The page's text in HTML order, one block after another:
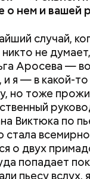
о нем и вашей
случай,
не
Аросева —
я — в какой-
но тоже
Виктюка по
всемирно
о двух
попадает
пьесу